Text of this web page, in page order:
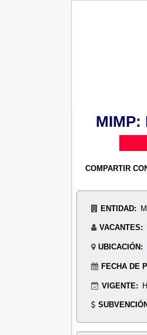
COMPARTIR
ENTIDAD:
VACANTES:
UBICACIÓN:
FECHA DE
VIGENTE: